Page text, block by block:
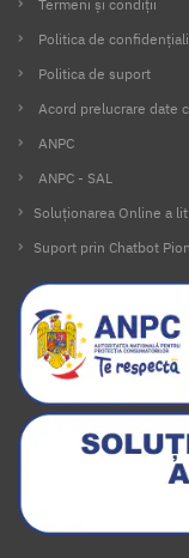
Termeni și condiții
Politica de
Politica de suport
Acord prelucrare date
ANPC
ANPC - SAL
Soluționarea Online a
Suport prin Chatbot